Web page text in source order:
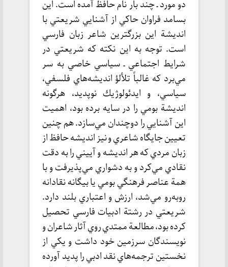
دو مورد ـ چند بار نام حافظ آمده است. اين
بسامد فراوان حاكي از آشنايي شريعتي با
انديشة اين بزرگترين شاعر زبان فارسي
است. توجه به اين نكته كه شريعتي در
شرايط اجتماعي ـ سياسي خاصي به سر
مي‌برد كه غالباً تلألؤ انديشه‌هاي فلسفي،
سياسي، و ايدئولوژيك نوپديد، هرگونه
انديشة بومي را در سايه برده بود، اهميت
اين آشنايي را دوچندان مي‌سازد. هم چنين
تعيين جايگاه شاعري و نيز انديشه حافظ از
زبان مردي كه هر انديشه و آييني را به دقت
نقادي مي‌كرد و به دشواري مي‌پذيرفت و با
همة عناصر فرهنگي بومي يا بيگانه نقادانه
روبه‌رو مي‌شد، ارزش و اعتباري بلند دارد.
شريعتي در رشتة ادبيات فارسي تحصيل
كرده بود، مطالعة ممتدي روي آثار شاعران و
نويسندگان سرزمين خود داشت و يكي از
نخستين ترجمه‌هاي نقد ادبي را پديد آورده